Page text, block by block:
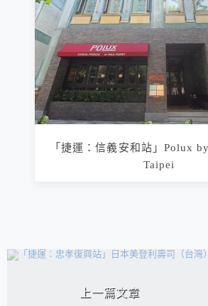
「捷運：信義安和站」Polux
Taipei
相連文章
上一篇文章